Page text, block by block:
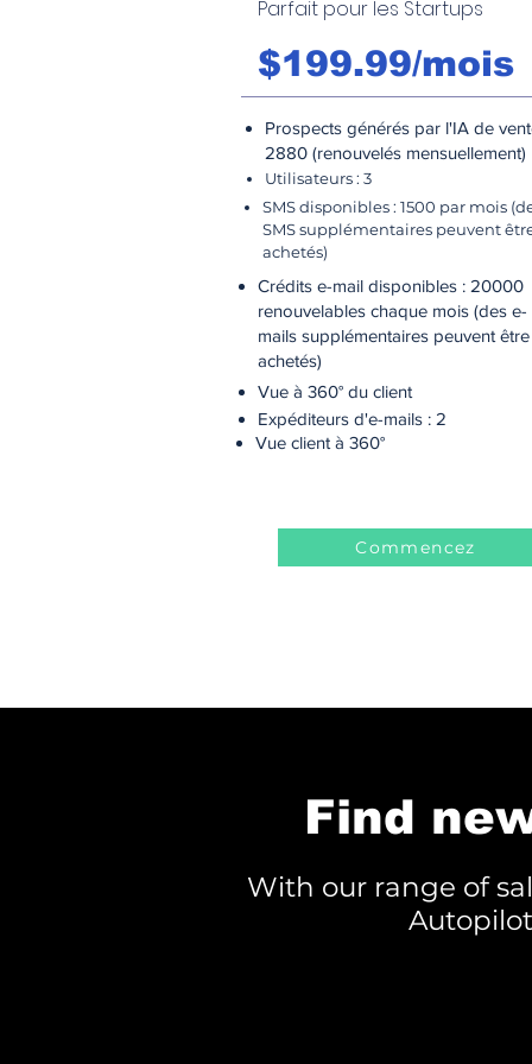
Parfait pour les Startups
$199.99/mois
Prospects générés par l'IA de
2880 (renouvelés mensuellement)
Utilisateurs : 3
SMS disponibles : 1500 par mois
SMS supplémentaires peuvent
achetés)
Crédits e-mail disponibles : 20000
renouvelables chaque mois (des e-
mails supplémentaires peuvent être
achetés)
Vue à 360° du client
Expéditeurs d'e-mails : 2
Vue client à 360°
Commencez
Find
With our range of